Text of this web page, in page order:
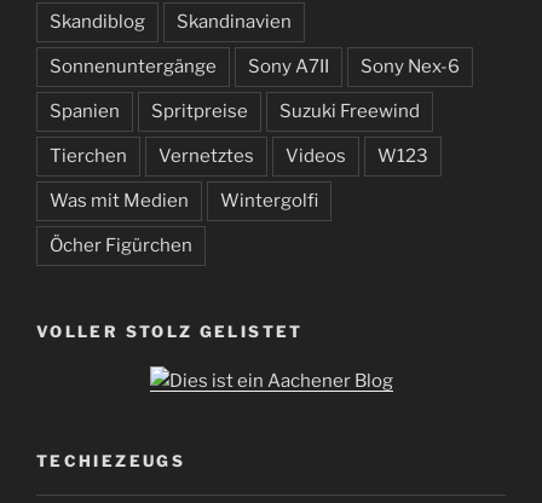
Skandiblog Skandinavien
Sonnenuntergänge Sony A7II Sony Nex-6
Spanien Spritpreise Suzuki Freewind
Tierchen Vernetztes Videos W123
Was mit Medien Wintergolfi
Öcher Figürchen
VOLLER STOLZ GELISTET
TECHIEZEUGS